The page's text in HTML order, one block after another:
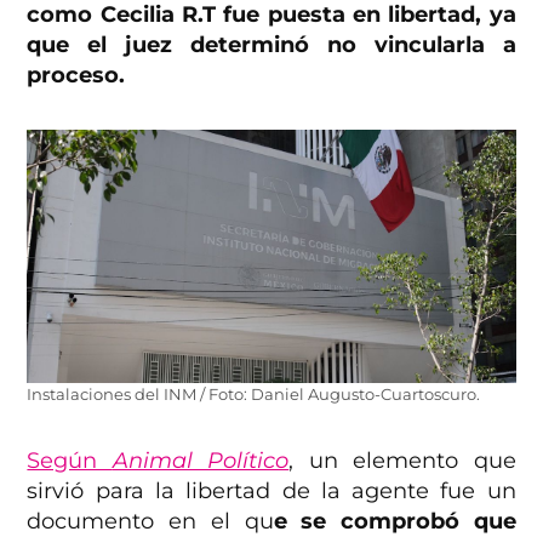
como Cecilia R.T fue puesta en libertad, ya
que el juez determinó no vincularla a
proceso.
Instalaciones del INM / Foto: Daniel Augusto-Cuartoscuro.
SegúnAnimal Político, un elemento que
sirvió para la libertad de la agente fue un
documento en el que se comprobó que